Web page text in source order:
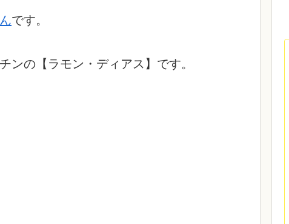
です。
ンの【ラモン・ディアス】です。